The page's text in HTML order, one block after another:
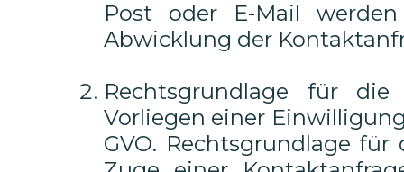
Post oder E-Mail
Abwicklung der
Rechtsgrundlage für
Vorliegen einer Einwilligung
GVO. Rechtsgrundlage